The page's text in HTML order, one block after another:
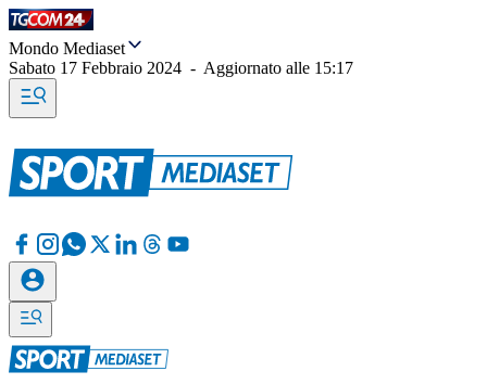
Mondo Mediaset
Sabato 17 Febbraio 2024 - Aggiornato alle 15:17